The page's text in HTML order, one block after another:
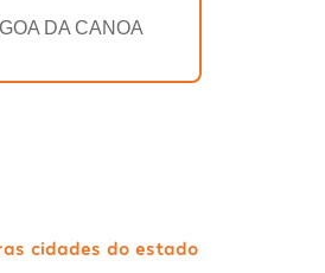
DA CANOA
cidades do estado